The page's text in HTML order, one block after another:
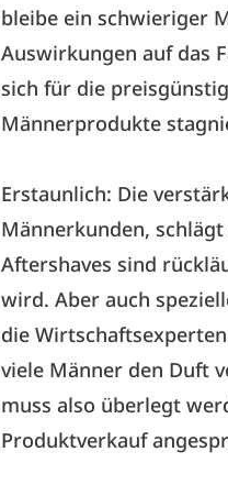
bleibe ein schwieriger
Auswirkungen auf das
sich für die
Männerprodukte
Erstaunlich: Die
Männerkunden,
Aftershaves sind
wird. Aber auch
die
viele Männer den Duft
muss also überlegt
Produktverkauf